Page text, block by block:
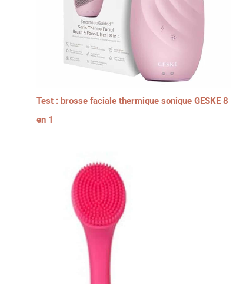
Test : brosse faciale thermique sonique GESKE 8
en 1